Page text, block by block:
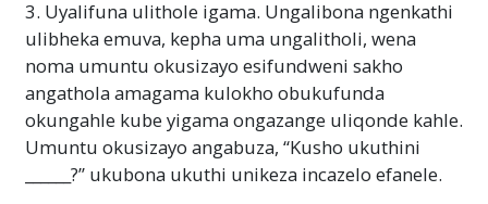
3. Uyalifuna ulithole igama. Ungalibona ngenkathi
ulibheka emuva, kepha uma ungalitholi, wena
noma umuntu okusizayo esifundweni sakho
angathola amagama kulokho obukufunda
okungahle kube yigama ongazange uliqonde kahle.
Umuntu okusizayo angabuza, “Kusho ukuthini
______?” ukubona ukuthi unikeza incazelo efanele.